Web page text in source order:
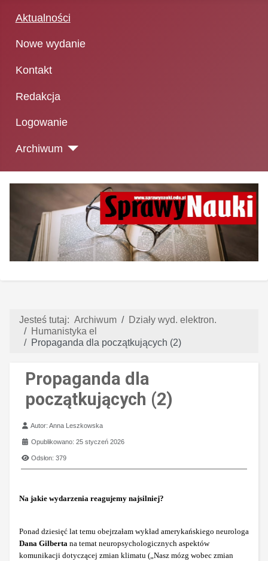
Aktualności
Nowe wydanie
Kontakt
Redakcja
Logowanie
Archiwum
Jesteś tutaj: Archiwum
Działy wyd. elektron.
Humanistyka el
Propaganda dla początkujących (2)
Propaganda dla
początkujących (2)
Szczegóły
Autor:Anna Leszkowska
Opublikowano: 25 styczeń 2026
Odsłon: 379
Na jakie wydarzenia reagujemy najsilniej?
Ponad dziesięć lat temu obejrzałam wykład amerykańskiego neurologa
Dana Gilberta na temat neuropsychologicznych aspektów
komunikacji dotyczącej zmian klimatu („Nasz mózg wobec zmian